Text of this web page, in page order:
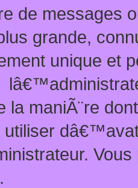
de messages
grande,
unique et
la maniÃ¨re
utiliser